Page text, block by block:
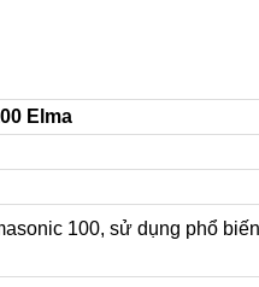
Elma
100, sử dụng phổ